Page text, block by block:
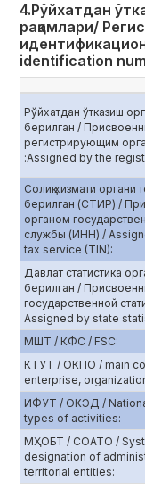
4.Рўйхатдан
рақамлари/
identification
Рўйхатдан ўтказиш
берилган /
регистрирующим
:Assigned by the
Солиқ хизмати органи
берилган (СТИР) /
органом
службы (ИНН) /
tax service (TIN):
Давлат статистика
берилган /
государственной
Assigned by state
МШТ / КФС / FSC:
КТУТ / ОКПО / main
enterprise,
ИФУТ / ОКЭД /
types of activities:
МҲОБТ / СОАТО /
designation of
territorial entities: